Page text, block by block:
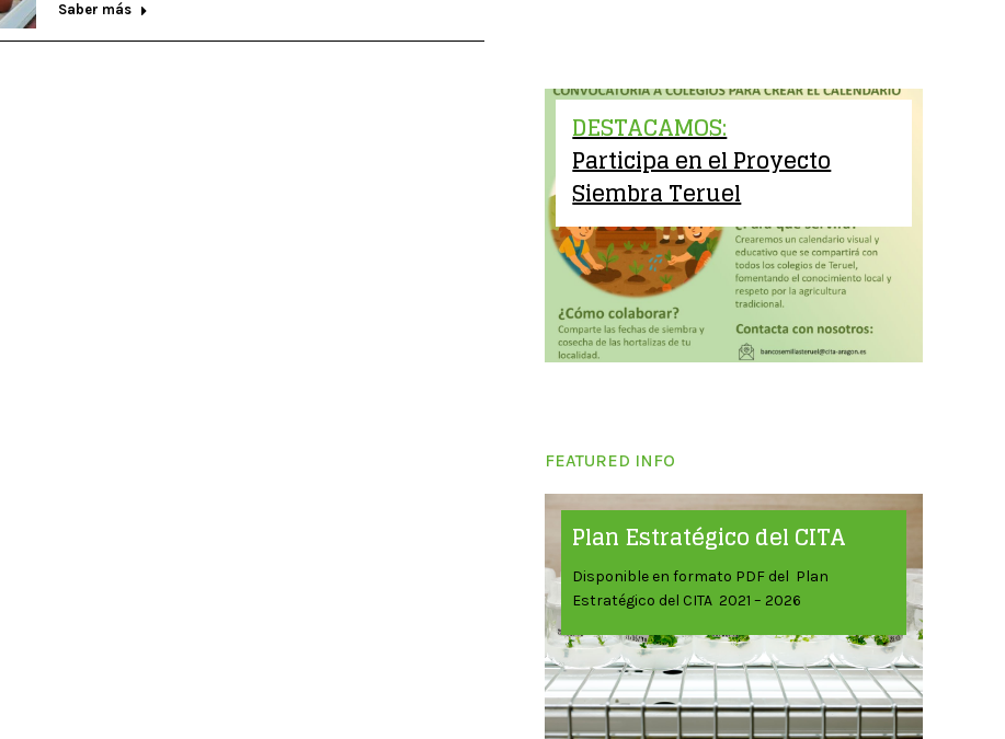
Saber más
DESTACAMOS:
Participa en el Proyecto
Siembra Teruel
FEATURED INFO
Plan Estratégico del CITA
Disponible en formato PDF del Plan
Estratégico del CITA 2021 – 2026